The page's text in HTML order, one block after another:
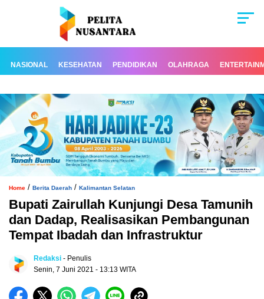
NASIONAL KESEHATAN PENDIDIKAN OLAHRAGA
Home / Berita Daerah / Kalimantan Selatan
Bupati Zairullah Kunjungi Desa Tamunih
dan Dadap, Realisasikan Pembangunan
Tempat Ibadah dan Infrastruktur
Redaksi - Penulis
Senin, 7 Juni 2021 - 13:13 WITA